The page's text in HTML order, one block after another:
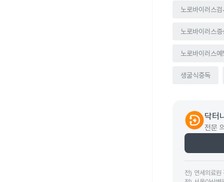
노로바이러스검
노로바이러스증
노로바이러스
생굴식중독
닥터
전문
전) 연세의료원